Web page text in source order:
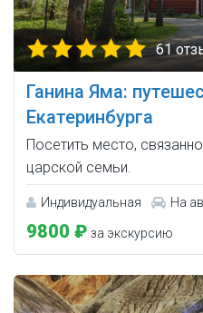
61
Ганина Яма:
Екатеринбурга
Посетить место,
царской семьи.
Индивидуальная На
9800 ₽ за экскурсию